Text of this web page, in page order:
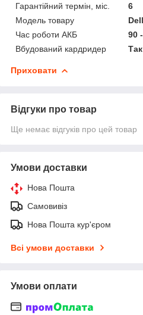
Гарантійний термін, міс.
6
Модель товару
Час роботи АКБ
90
Вбудований кардридер
Так
Приховати
Відгуки про товар
Ще немає відгуків про цей товар
Умови доставки
Нова Пошта
Самовивіз
Нова Пошта кур'єром
Всі умови доставки
Умови оплати